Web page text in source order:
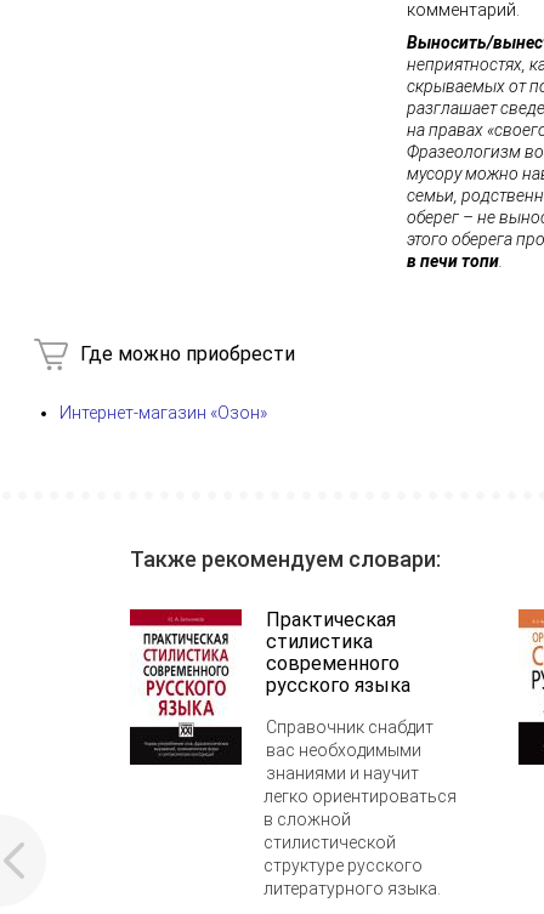
комментарий.
Выносить/
неприятностях,
скрываемых от
разглашает
на правах
Фразеологизм
мусору можно
семьи,
оберег – не
этого оберега
в печи топи
Где можно приобрести
Интернет-магазин «Озон»
Также рекомендуем словари:
Практическая
стилистика
современного
русского языка
Справочник снабдит
вас необходимыми
знаниями и научит
легко ориентироваться
в сложной
стилистической
структуре русского
литературного языка.